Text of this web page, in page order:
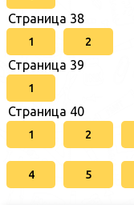
Страница 38
1 2
Страница 39
1
Страница 40
1 2
4 5